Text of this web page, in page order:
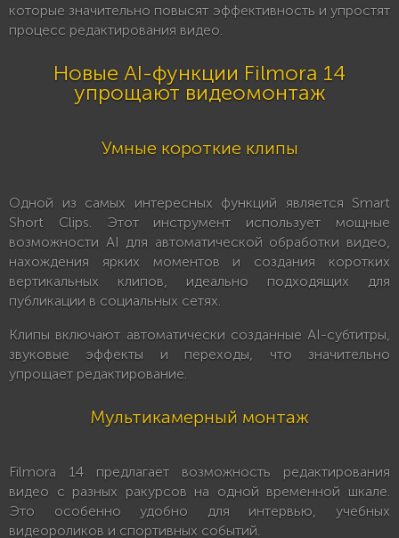
которые значительно повысят эффективность и упростят
процесс редактирования видео.
Новые AI-функции Filmora 14
упрощают видеомонтаж
Умные короткие клипы
Одной из самых интересных функций является Smart
Short Clips. Этот инструмент использует мощные
возможности AI для автоматической обработки видео,
нахождения ярких моментов и создания коротких
вертикальных клипов, идеально подходящих для
публикации в социальных сетях.
Клипы включают автоматически созданные AI-субтитры,
звуковые эффекты и переходы, что значительно
упрощает редактирование.
Мультикамерный монтаж
Filmora 14 предлагает возможность редактирования
видео с разных ракурсов на одной временной шкале.
Это особенно удобно для интервью, учебных
видеороликов и спортивных событий.